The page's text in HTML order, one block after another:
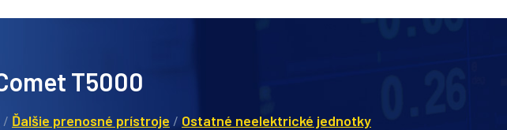
T5000
/ Ďalšie prenosné prístroje / Ostatné neelektrické jednotky